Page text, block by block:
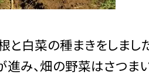
と白菜の種まきをしまし
み、畑の野菜はさつま